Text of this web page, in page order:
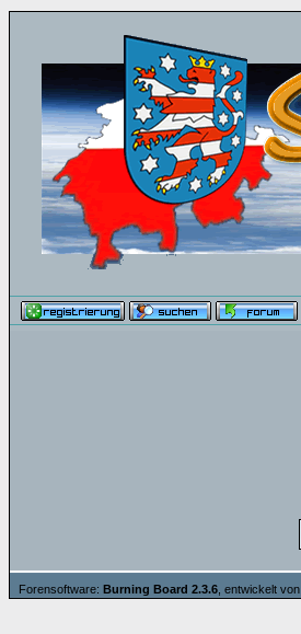
Forensoftware: Burning Board 2.3.6 , entwickelt von